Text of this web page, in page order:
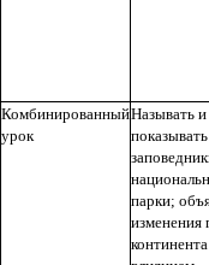
Комбинированный
урок
Называть и
показывать
парки;
изменения